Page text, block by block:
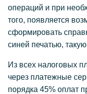
операций и при
того, появляется
сформировать
синей печатью,
Из всех налоговых
через платежные
порядка 45% оплат